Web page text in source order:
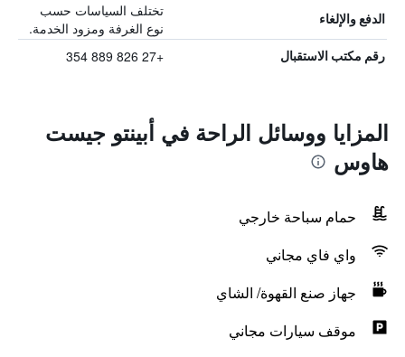
الدفع والإلغاء
تختلف السياسات حسب
نوع الغرفة ومزود الخدمة.
رقم مكتب الاستقبال +27 826 889 354
المزايا ووسائل الراحة في أبينتو جيست
هاوس
حمام سباحة خارجي
واي فاي مجاني
جهاز صنع القهوة/ الشاي
موقف سيارات مجاني